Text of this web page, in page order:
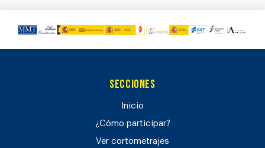
Secciones
Inicio
¿Cómo participar?
Ver cortometrajes